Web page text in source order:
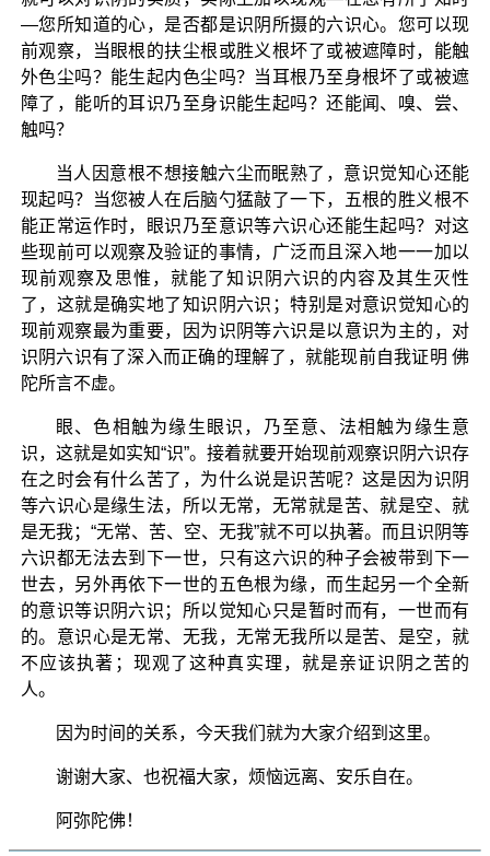
—您所知道的心，是否都是识阴所摄的六识心。您可以现
前观察，当眼根的扶尘根或胜义根坏了或被遮障时，能触
外色尘吗？能生起内色尘吗？当耳根乃至身根坏了或被遮
障了，能听的耳识乃至身识能生起吗？还能闻、嗅、尝、
触吗？
当人因意根不想接触六尘而眠熟了，意识觉知心还能
现起吗？当您被人在后脑勺猛敲了一下，五根的胜义根不
能正常运作时，眼识乃至意识等六识心还能生起吗？对这
些现前可以观察及验证的事情，广泛而且深入地一一加以
现前观察及思惟，就能了知识阴六识的内容及其生灭性
了，这就是确实地了知识阴六识；特别是对意识觉知心的
现前观察最为重要，因为识阴等六识是以意识为主的，对
识阴六识有了深入而正确的理解了，就能现前自我证明 佛
陀所言不虚。
眼、色相触为缘生眼识，乃至意、法相触为缘生意
识，这就是如实知“识”。接着就要开始现前观察识阴六识存
在之时会有什么苦了，为什么说是识苦呢？这是因为识阴
等六识心是缘生法，所以无常，无常就是苦、就是空、就
是无我；“无常、苦、空、无我”就不可以执著。而且识阴等
六识都无法去到下一世，只有这六识的种子会被带到下一
世去，另外再依下一世的五色根为缘，而生起另一个全新
的意识等识阴六识；所以觉知心只是暂时而有，一世而有
的。意识心是无常、无我，无常无我所以是苦、是空，就
不应该执著；现观了这种真实理，就是亲证识阴之苦的
人。
因为时间的关系，今天我们就为大家介绍到这里。
谢谢大家、也祝福大家，烦恼远离、安乐自在。
阿弥陀佛！